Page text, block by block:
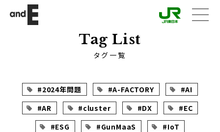
メニ
Tag List
タグ一覧
#2024年問題 #A-FACTORY
#AI
#AR
#cluster #DX
#EC
#ESG
#GunMaaS
#IoT